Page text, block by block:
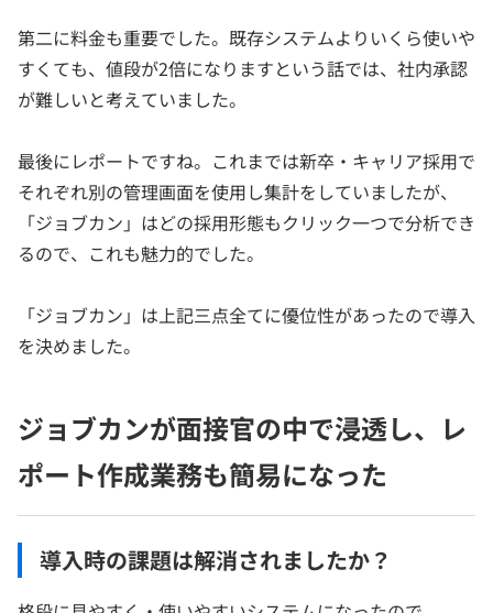
第二に料金も重要でした。既存システムよりいくら使いや
すくても、値段が2倍になりますという話では、社内承認
が難しいと考えていました。
最後にレポートですね。これまでは新卒・キャリア採用で
それぞれ別の管理画面を使用し集計をしていましたが、
「ジョブカン」はどの採用形態もクリック一つで分析でき
るので、これも魅力的でした。
「ジョブカン」は上記三点全てに優位性があったので導入
を決めました。
ジョブカンが面接官の中で浸透し、レ
ポート作成業務も簡易になった
導入時の課題は解消されましたか？